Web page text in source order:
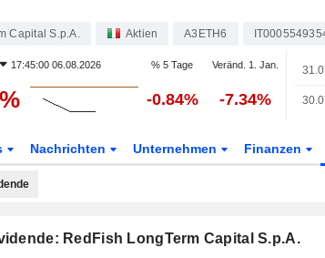
Capital S.p.A. Aktien A3ETH6
17:45:00 06.08.2026 % 5 Tage Veränd. 1. Jan.
-0.84% -7.34%
Nachrichten Unternehmen Finanzen
RedFish LongTerm Capital S.p.A.